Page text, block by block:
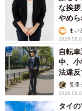
な挨
やめら
まい
自転
中、
法違
説】長澤
タイ